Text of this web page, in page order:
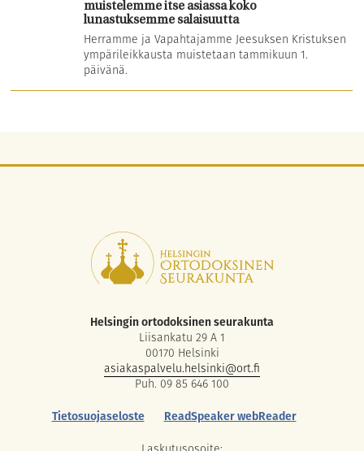
Yhteystiedot
muistelemme itse asiassa koko
lunastuksemme salaisuutta
Herramme ja Vapahtajamme Jeesuksen Kristuksen
ympärileikkausta muistetaan tammikuun 1.
päivänä.
Helsingin ortodoksinen seurakunta
Liisankatu 29 A 1
00170 Helsinki
asiakaspalvelu.helsinki@ort.fi
Puh. 09 85 646 100
Tietosuojaseloste
ReadSpeaker webReader